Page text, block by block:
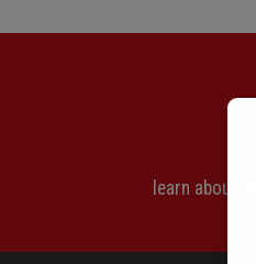
learn about